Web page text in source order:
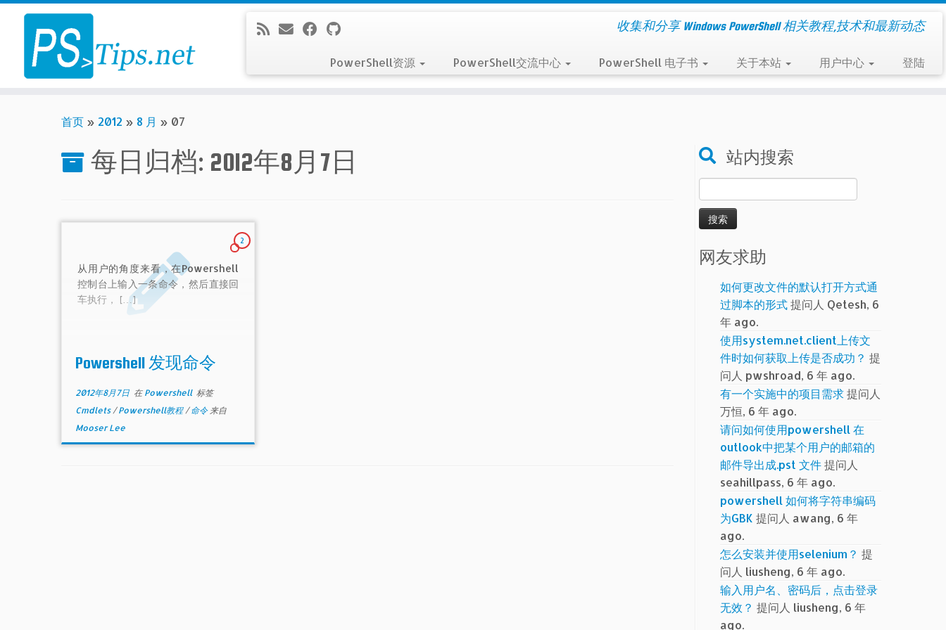
Skip
content
收集和分享 Windows PowerShell 相关教程,技术和最新动态
PowerShell资源 PowerShell交流中心 PowerShell 电子书 关于本站 用户中心 登陆
首页 » 2012 » 8 月 » 07
每日归档: 2012年8月7日
2
从用户的角度来看，在Powershell
控制台上输入一条命令，然后直接回
车执行， […]
Powershell 发现命令
2012年8月7日 在 Powershell 标签
Cmdlets/Powershell教程/命令 来自
Mooser Lee
站内搜索
索：
网友求助
如何更改文件的默认打开方式通
过脚本的形式提问人 Qetesh, 6
年 ago.
使用system.net.client上传文
件时如何获取上传是否成功？ 提
问人 pwshroad, 6 年 ago.
有一个实施中的项目需求提问人
万恒, 6 年 ago.
请问如何使用powershell 在
outlook中把某个用户的邮箱的
邮件导出成.pst 文件提问人
seahillpass, 6 年 ago.
powershell 如何将字符串编码
为GBK 提问人 awang, 6 年
ago.
怎么安装并使用selenium？ 提
问人 liusheng, 6 年 ago.
输入用户名、密码后，点击登录
无效？ 提问人 liusheng, 6 年
ago.